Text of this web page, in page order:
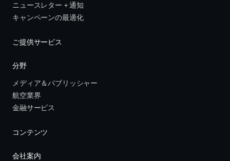
ニュースレター + 通知
キャンペーンの最適化
ご提供サービス
分野
メディア＆パブリッシャー
航空業界
金融サービス
コンテンツ
会社案内